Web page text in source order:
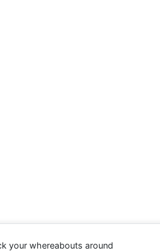
your whereabouts around